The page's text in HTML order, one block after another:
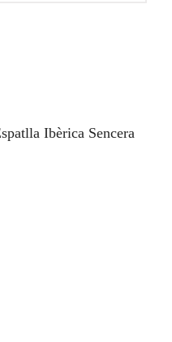
Ibèrica Sencera